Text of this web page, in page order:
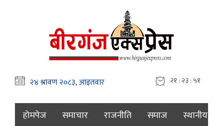
२१ : २३ : ५२
होमपेज समाचार राजनीति समाज स्थानीय